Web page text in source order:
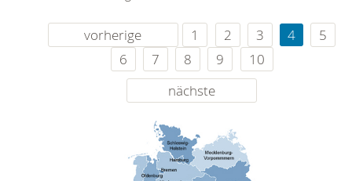
vorherige 1 2 3 4
5
6
7 8 9
10
nächste